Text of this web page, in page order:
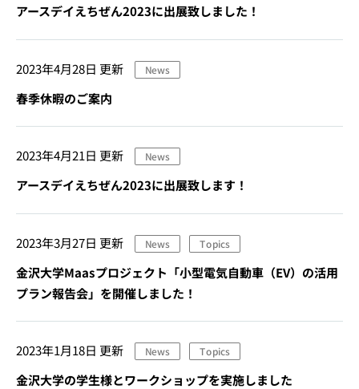
アースデイえちぜん2023に出展致しました！
2023年4月28日 更新 News
春季休暇のご案内
2023年4月21日 更新 News
アースデイえちぜん2023に出展致します！
2023年3月27日 更新 News Topics
金沢大学Maasプロジェクト「小型電気自動車（EV）の活用
プラン報告会」を開催しました！
2023年1月18日 更新 News Topics
金沢大学の学生様とワークショップを実施しました